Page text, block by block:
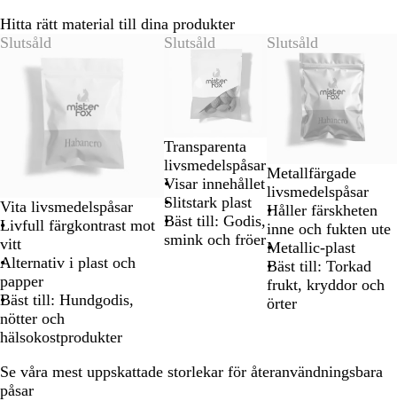
Hitta rätt material till dina produkter
Slutsåld
Vita livsmedelspåsar
Livfull färgkontrast mot
vitt
Alternativ i plast och
papper
Bäst till: Hundgodis,
nötter och
hälsokostprodukter
Slutsåld
Transparenta
livsmedelspåsar
Visar innehållet
Slitstark plast
Bäst till: Godis,
smink och fröer
Slutsåld
Metallfärgade
livsmedelspåsar
Håller färskheten
inne och fukten ute
Metallic-plast
Bäst till: Torkad
frukt, kryddor och
örter
Bild
Se våra mest uppskattade storlekar för återanvändningsbara
påsar